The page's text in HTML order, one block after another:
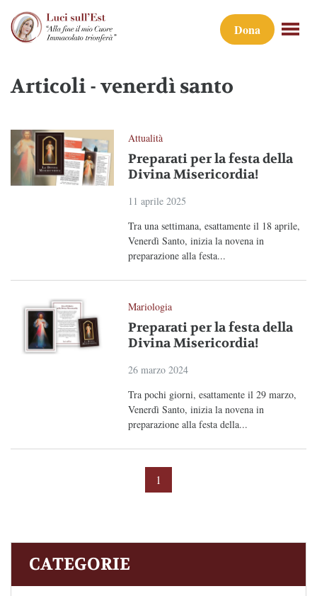
Dona
Articoli - venerdì santo
Attualità
Preparati per la festa della
Divina Misericordia!
11 aprile 2025
Tra una settimana, esattamente il 18 aprile,
Venerdì Santo, inizia la novena in
preparazione alla festa...
Mariologia
Preparati per la festa della
Divina Misericordia!
26 marzo 2024
Tra pochi giorni, esattamente il 29 marzo,
Venerdì Santo, inizia la novena in
preparazione alla festa della...
1
CATEGORIE